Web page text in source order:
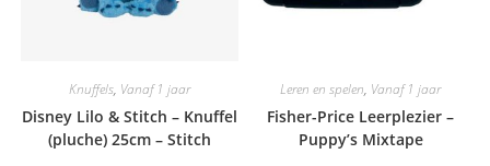
Knuffels, Vanaf 1 jaar
Disney Lilo & Stitch – Knuffel
(pluche) 25cm – Stitch
Leren en spelen, Vanaf 1 jaar
Fisher-Price Leerplezier –
Puppy’s Mixtape